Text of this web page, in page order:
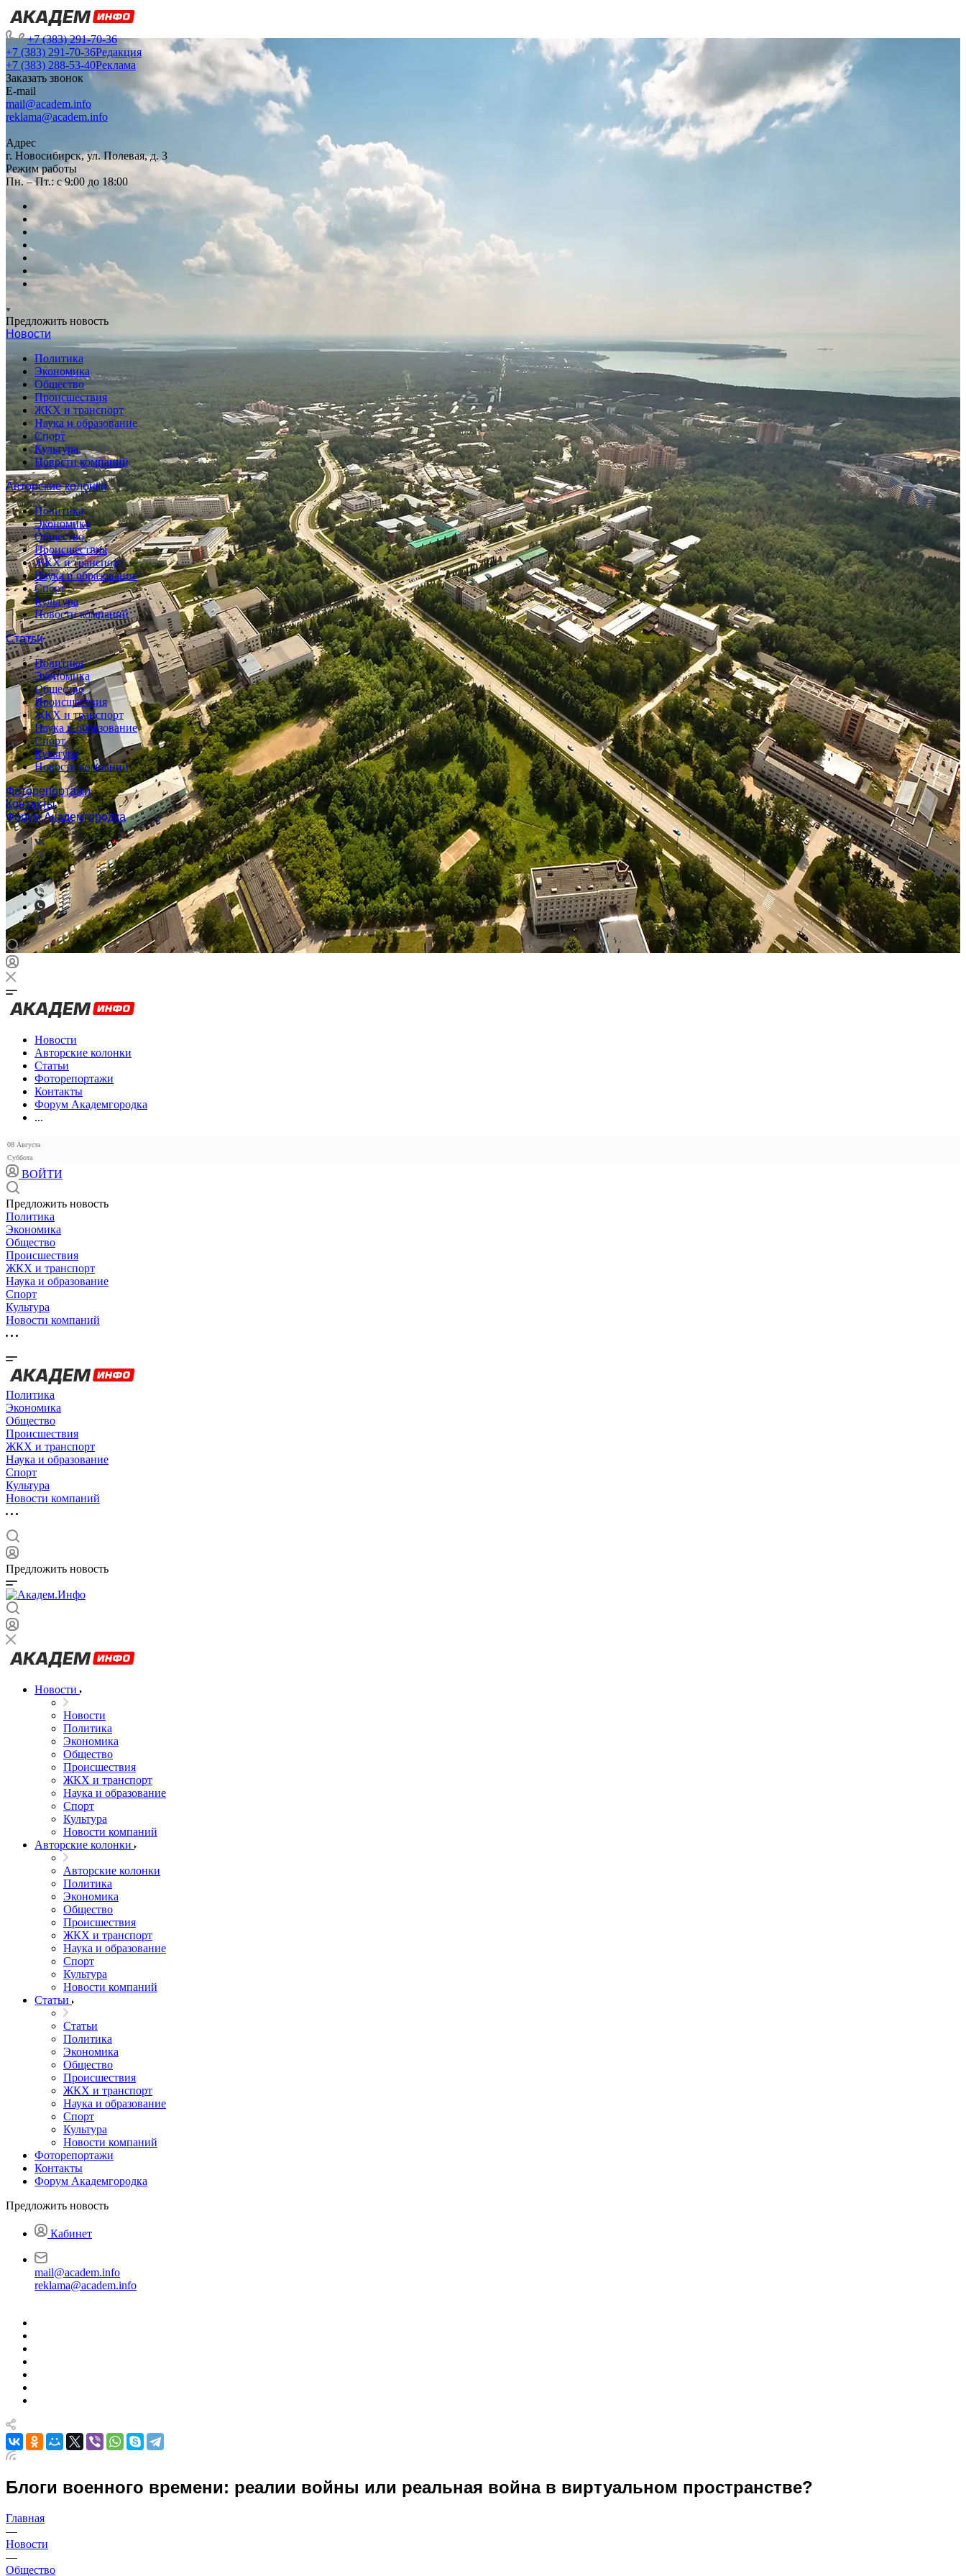
+7 (383) 291-70-36
+7 (383) 291-70-36Редакция
+7 (383) 288-53-40Реклама
Заказать звонок
E-mail
mail@academ.info
reklama@academ.info
Адрес
г. Новосибирск, ул. Полевая, д. 3
Режим работы
Пн. – Пт.: с 9:00 до 18:00
Предложить новость
Новости
Политика
Экономика
Общество
Происшествия
ЖКХ и транспорт
Наука и образование
Спорт
Культура
Новости компаний
Авторские колонки
Политика
Экономика
Общество
Происшествия
ЖКХ и транспорт
Наука и образование
Спорт
Культура
Новости компаний
Статьи
Политика
Экономика
Общество
Происшествия
ЖКХ и транспорт
Наука и образование
Спорт
Культура
Новости компаний
Фоторепортажи
Контакты
Форум Академгородка
Новости
Авторские колонки
Статьи
Фоторепортажи
Контакты
Форум Академгородка
...
08 Августа
Суббота
ВОЙТИ
Предложить новость
Политика
Экономика
Общество
Происшествия
ЖКХ и транспорт
Наука и образование
Спорт
Культура
Новости компаний
Политика
Экономика
Общество
Происшествия
ЖКХ и транспорт
Наука и образование
Спорт
Культура
Новости компаний
Предложить новость
Новости
Новости
Политика
Экономика
Общество
Происшествия
ЖКХ и транспорт
Наука и образование
Спорт
Культура
Новости компаний
Авторские колонки
Авторские колонки
Политика
Экономика
Общество
Происшествия
ЖКХ и транспорт
Наука и образование
Спорт
Культура
Новости компаний
Статьи
Статьи
Политика
Экономика
Общество
Происшествия
ЖКХ и транспорт
Наука и образование
Спорт
Культура
Новости компаний
Фоторепортажи
Контакты
Форум Академгородка
Предложить новость
Кабинет
mail@academ.info
reklama@academ.info
Блоги военного времени: реалии войны или реальная война в виртуальном пространстве?
Главная
—
Новости
—
Общество